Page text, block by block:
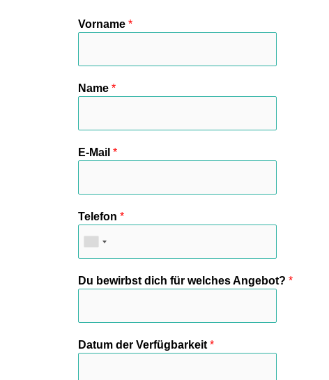
Vorname *
Name *
E-Mail *
Telefon *
Du bewirbst dich für welches Angebot? *
Datum der Verfügbarkeit *